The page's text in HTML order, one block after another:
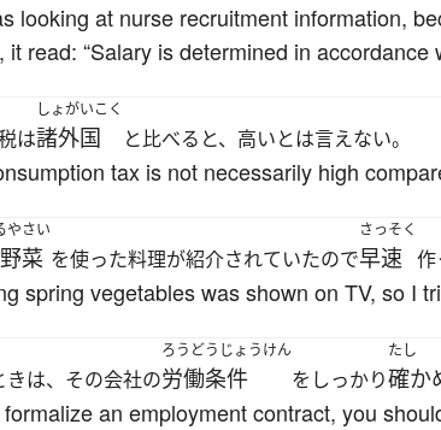
looking at nurse recruitment information,
it read: “Salary is determined in
は
しょがいこく
諸外国 と比べると、高いとは言えない。
tax is not necessarily high
やさい
菜 を使った料理が紹介されていたので
さっそく
早速 作
spring vegetables was shown on TV, so I
きは、その会社の
ろうどうじょうけん
労働条件 をしっかり
たし
確か
an employment contract, you